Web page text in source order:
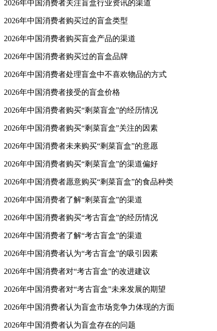
2026年中国消费者关注盲盒行业资讯的渠道
2026年中国消费者购买过的盲盒类型
2026年中国消费者购买盲盒产品的渠道
2026年中国消费者购买过的盲盒品牌
2026年中国消费者处理盲盒中不喜欢物品的方式
2026年中国消费者接受的盲盒价格
2026年中国消费者购买“剩菜盲盒”的经历情况
2026年中国消费者购买“剩菜盲盒”关注的因素
2026年中国消费者未来购买“剩菜盲盒”的意愿
2026年中国消费者购买“剩菜盲盒”的渠道偏好
2026年中国消费者愿意购买“剩菜盲盒”的食品种类
2026年中国消费者了解“剩菜盲盒”的渠道
2026年中国消费者购买“考古盲盒”的经历情况
2026年中国消费者了解“考古盲盒”的渠道
2026年中国消费者认为“考古盲盒”的吸引因素
2026年中国消费者对“考古盲盒”的改进建议
2026年中国消费者对“考古盲盒”未来发展的期望
2026年中国消费者认为盲盒市场竞争力体现的方面
2026年中国消费者认为盲盒存在的问题